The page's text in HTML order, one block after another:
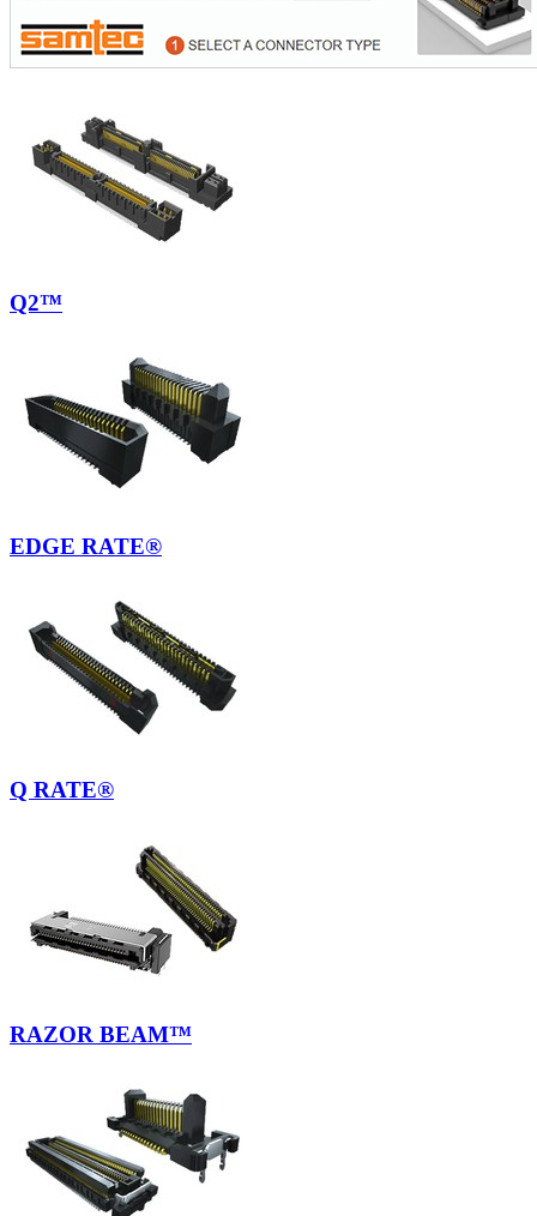
Q2™
EDGE RATE®
Q RATE®
RAZOR BEAM™